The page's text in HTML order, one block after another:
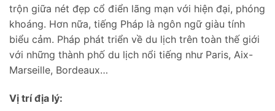
trộn giữa nét đẹp cổ điển lãng mạn với hiện đại, phóng
khoáng. Hơn nữa, tiếng Pháp là ngôn ngữ giàu tính
biểu cảm. Pháp phát triển về du lịch trên toàn thế giới
với những thành phố du lịch nổi tiếng như Paris, Aix-
Marseille, Bordeaux…
Vị trí địa lý: